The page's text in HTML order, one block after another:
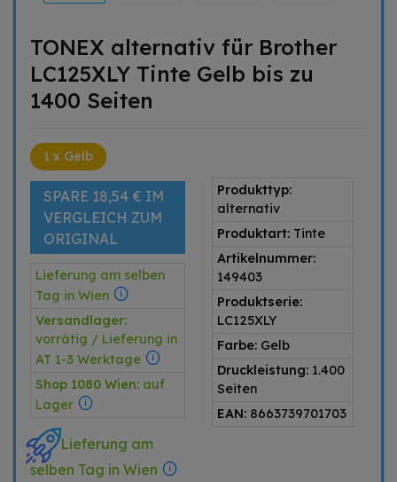
TONEX alternativ für Brother
LC125XLY Tinte Gelb bis zu
1400 Seiten
1 x Gelb
SPARE 18,54 € IM
VERGLEICH ZUM
ORIGINAL
Lieferung am selben
Tag in Wien
Versandlager:
vorrätig / Lieferung in
AT 1-3 Werktage
Shop 1080 Wien: auf
Lager
Lieferung am
selben Tag in Wien
Produkttyp:
alternativ
Produktart: Tinte
Artikelnummer:
149403
Produktserie:
LC125XLY
Farbe: Gelb
Druckleistung: 1.400
Seiten
EAN: 8663739701703